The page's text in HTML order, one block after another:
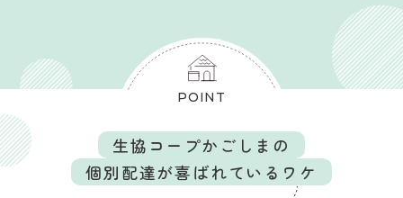
POINT
生協コープかごしまの
個別配達が喜ばれているワケ